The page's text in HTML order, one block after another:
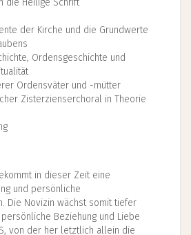
die Heilige Schrift
der Kirche und die Grundwerte
Ordensgeschichte und
Ordensväter und -mütter
Zisterzienserchoral in Theorie
in dieser Zeit eine
und persönliche
Die Novizin wächst somit tiefer
Beziehung und Liebe
von der her letztlich allein die